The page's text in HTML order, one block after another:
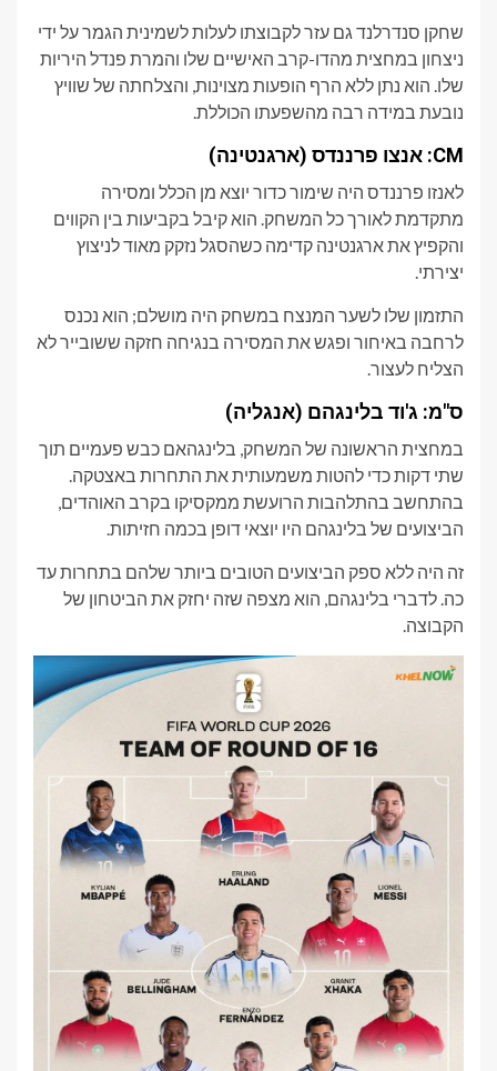
שחקן סנדרלנד גם עזר לקבוצתו לעלות לשמינית הגמר על ידי
ניצחון במחצית מהדו-קרב האישיים שלו והמרת פנדל היריות
שלו. הוא נתן ללא הרף הופעות מצוינות, והצלחתה של שוויץ
נובעת במידה רבה מהשפעתו הכוללת.
CM: אנצו פרננדס (ארגנטינה)
לאנזו פרננדס היה שימור כדור יוצא מן הכלל ומסירה
מתקדמת לאורך כל המשחק. הוא קיבל בקביעות בין הקווים
והקפיץ את ארגנטינה קדימה כשהסגל נזקק מאוד לניצוץ
יצירתי.
התזמון שלו לשער המנצח במשחק היה מושלם; הוא נכנס
לרחבה באיחור ופגש את המסירה בנגיחה חזקה ששובייר לא
הצליח לעצור.
ס"מ: ג'וד בלינגהם (אנגליה)
במחצית הראשונה של המשחק, בלינגהאם כבש פעמיים תוך
שתי דקות כדי להטות משמעותית את התחרות באצטקה.
בהתחשב בהתלהבות הרועשת ממקסיקו בקרב האוהדים,
הביצועים של בלינגהם היו יוצאי דופן בכמה חזיתות.
זה היה ללא ספק הביצועים הטובים ביותר שלהם בתחרות עד
כה. לדברי בלינגהם, הוא מצפה שזה יחזק את הביטחון של
הקבוצה.